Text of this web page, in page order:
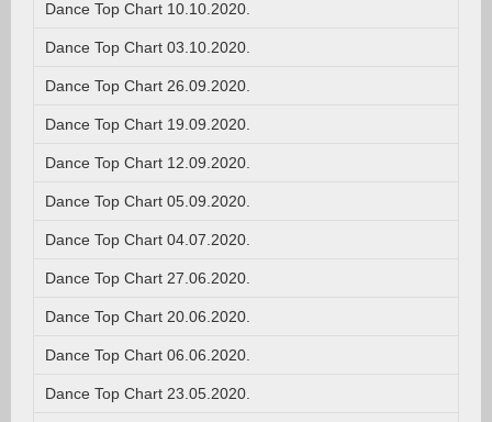
Dance Top Chart 10.10.2020.
Dance Top Chart 03.10.2020.
Dance Top Chart 26.09.2020.
Dance Top Chart 19.09.2020.
Dance Top Chart 12.09.2020.
Dance Top Chart 05.09.2020.
Dance Top Chart 04.07.2020.
Dance Top Chart 27.06.2020.
Dance Top Chart 20.06.2020.
Dance Top Chart 06.06.2020.
Dance Top Chart 23.05.2020.